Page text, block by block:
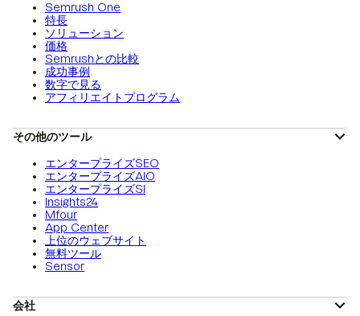
Semrush One
特長
ソリューション
価格
Semrushとの比較
成功事例
数字で見る
アフィリエイトプログラム
その他のツール
エンタープライズSEO
エンタープライズAIO
エンタープライズSI
Insights24
Mfour
App Center
上位のウェブサイト
無料ツール
Sensor
会社